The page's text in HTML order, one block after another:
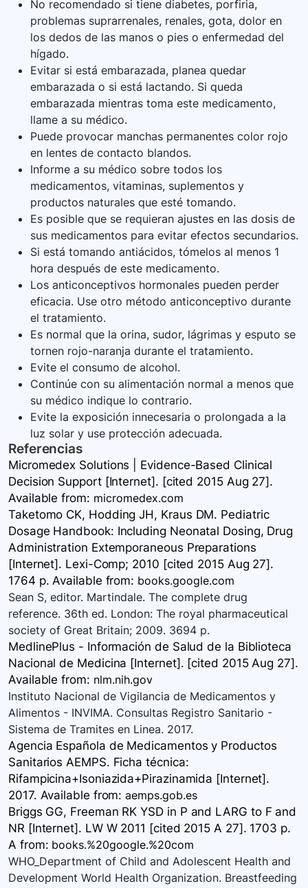
No recomendado si tiene diabetes, porfiria,
problemas suprarrenales, renales, gota, dolor en
los dedos de las manos o pies o enfermedad del
hígado.
Evitar si está embarazada, planea quedar
embarazada o si está lactando. Si queda
embarazada mientras toma este medicamento,
llame a su médico.
Puede provocar manchas permanentes color rojo
en lentes de contacto blandos.
Informe a su médico sobre todos los
medicamentos, vitaminas, suplementos y
productos naturales que esté tomando.
Es posible que se requieran ajustes en las dosis de
sus medicamentos para evitar efectos secundarios.
Si está tomando antiácidos, tómelos al menos 1
hora después de este medicamento.
Los anticonceptivos hormonales pueden perder
eficacia. Use otro método anticonceptivo durante
el tratamiento.
Es normal que la orina, sudor, lágrimas y esputo se
tornen rojo-naranja durante el tratamiento.
Evite el consumo de alcohol.
Continúe con su alimentación normal a menos que
su médico indique lo contrario.
Evite la exposición innecesaria o prolongada a la
luz solar y use protección adecuada.
Referencias
Micromedex Solutions | Evidence-Based Clinical
Decision Support [Internet]. [cited 2015 Aug 27].
Available from: micromedex.com
Taketomo CK, Hodding JH, Kraus DM. Pediatric
Dosage Handbook: Including Neonatal Dosing, Drug
Administration Extemporaneous Preparations
[Internet]. Lexi-Comp; 2010 [cited 2015 Aug 27].
1764 p. Available from: books.google.com
Sean S, editor. Martindale. The complete drug
reference. 36th ed. London: The royal pharmaceutical
society of Great Britain; 2009. 3694 p.
MedlinePlus - Información de Salud de la Biblioteca
Nacional de Medicina [Internet]. [cited 2015 Aug 27].
Available from: nlm.nih.gov
Instituto Nacional de Vigilancia de Medicamentos y
Alimentos - INVIMA. Consultas Registro Sanitario -
Sistema de Tramites en Linea. 2017.
Agencia Española de Medicamentos y Productos
Sanitarios AEMPS. Ficha técnica:
Rifampicina+Isoniazida+Pirazinamida [Internet].
2017. Available from:aemps.gob.es
Briggs GG, Freeman RK YSD in P and LARG to F and
NR [Internet]. LW W 2011 [cited 2015 A 27]. 1703 p.
A from: books.%20google.%20com
WHO_Department of Child and Adolescent Health and
Development World Health Organization. Breastfeeding